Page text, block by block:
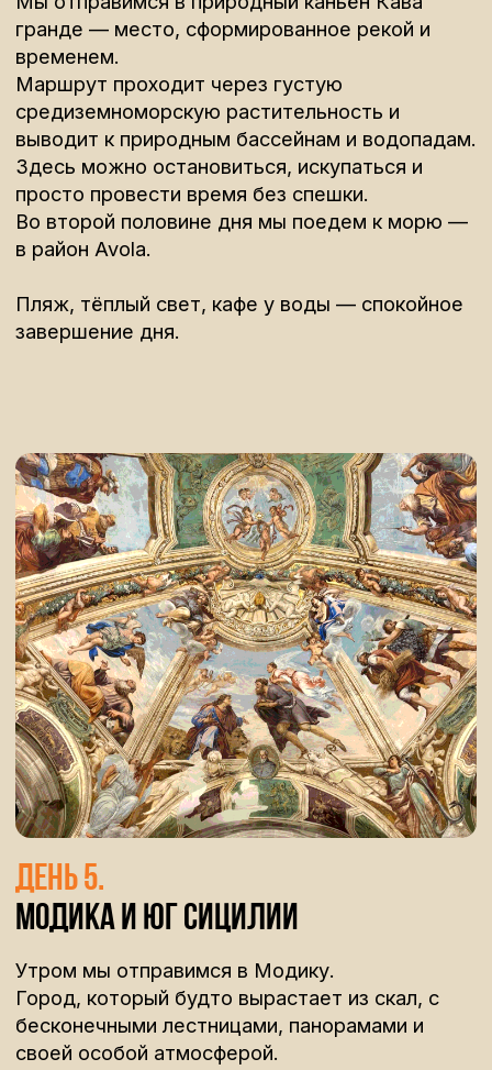
Входные билеты и дегустации,
которые раскрывают регион через
культуру и гастрономию. И
отдельные моменты путешествия,
такие как лодочная прогулка,
добавляют особую атмосферу.
Проживание в уютном
загородном доме
Питание — часть путешествия.
В программе завтраки, обеды и
ужины с акцентом на локальную
кухню, сезонные продукты и
проверенные места.
Сопровождение опытными
русскоязычными гидами, свободно
владеющими итальянским
и английским языками
В СТОИМОСТЬ ТУРА ВКЛЮЧЕНО:
Авиаперелет (поможем подобрать
удобный рейс)
Оформление визы в Италию